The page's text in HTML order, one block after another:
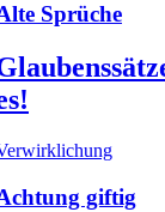
Sprüche
giftig